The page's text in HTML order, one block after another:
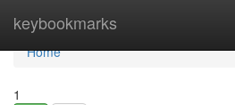
keybookmarks
Home
Home
1